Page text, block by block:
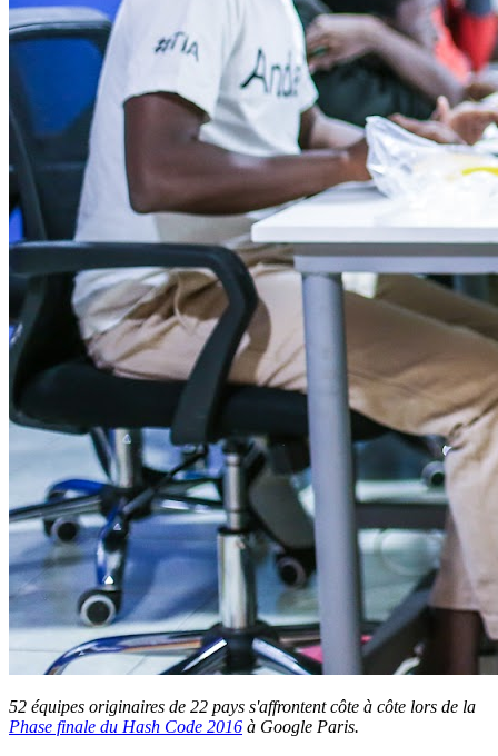
52 équipes originaires de 22 pays s'affrontent côte à côte lors de la
Phase finale du Hash Code 2016 à Google Paris.